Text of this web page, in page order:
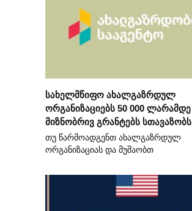
სახელმწიფო ახალგაზრდულ
ორგანიზაციებს 50 000 ლარამდე
მიზნობრივ გრანტებს სთავაზობს
თუ წარმოადგენთ ახალგაზრდულ
ორგანიზაციას და მუშაობთ